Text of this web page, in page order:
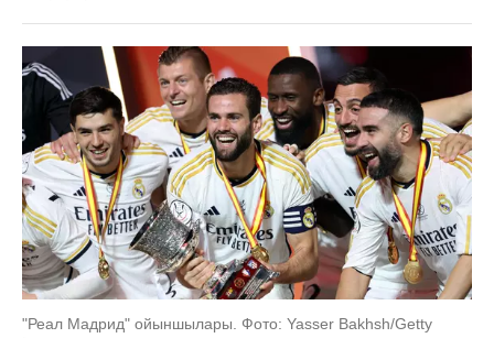
"Реал Мадрид" ойыншылары. Фото: Yasser Bakhsh/Getty